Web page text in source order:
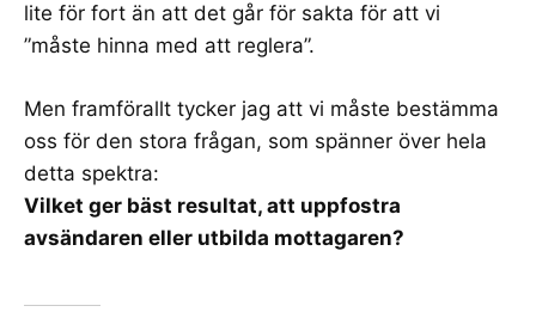
lite för fort än att det går för sakta för att vi
”måste hinna med att reglera”.
Men framförallt tycker jag att vi måste bestämma
oss för den stora frågan, som spänner över hela
detta spektra:
Vilket ger bäst resultat, att uppfostra
avsändaren eller utbilda mottagaren?